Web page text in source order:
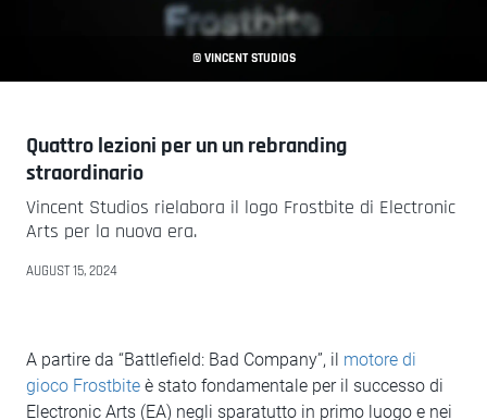
© VINCENT STUDIOS
Quattro lezioni per un un rebranding
straordinario
Vincent Studios rielabora il logo Frostbite di Electronic
Arts per la nuova era.
AUGUST 15, 2024
A partire da “Battlefield: Bad Company”, il motore di
gioco Frostbite è stato fondamentale per il successo di
Electronic Arts (EA) negli sparatutto in primo luogo e nei